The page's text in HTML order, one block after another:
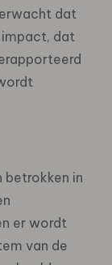
dat
dat
betrokken in
er wordt
van de